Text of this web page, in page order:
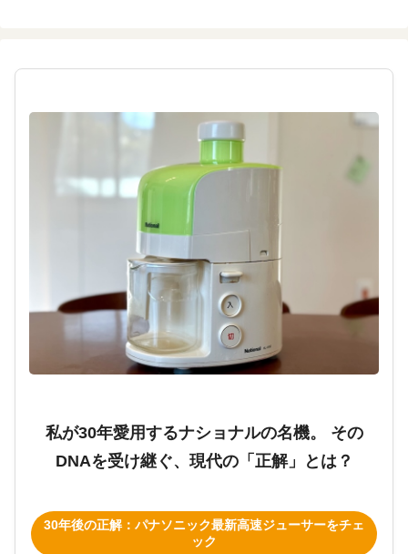
私が30年愛用するナショナルの名機。 その
DNAを受け継ぐ、現代の「正解」とは？
30年後の正解：パナソニック最新高速ジューサーをチェ
ック